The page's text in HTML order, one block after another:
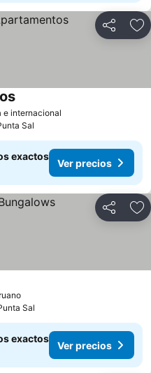
Compartir
e internacional
Sal
exactos
Ver precios
Compartir
Sal
exactos
Ver precios